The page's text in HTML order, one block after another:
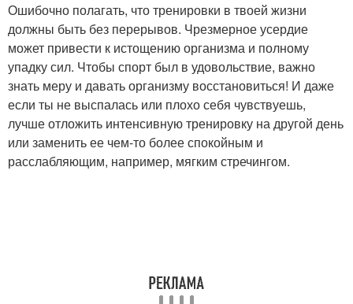
Ошибочно полагать, что тренировки в твоей жизни
должны быть без перерывов. Чрезмерное усердие
может привести к истощению организма и полному
упадку сил. Чтобы спорт был в удовольствие, важно
знать меру и давать организму восстановиться! И даже
если ты не выспалась или плохо себя чувствуешь,
лучше отложить интенсивную тренировку на другой день
или заменить ее чем-то более спокойным и
расслабляющим, например, мягким стречингом.